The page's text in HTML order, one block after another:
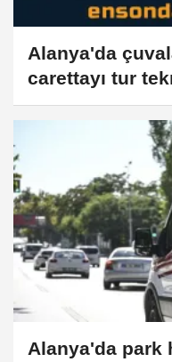
Alanya'da
carettayı tur
kurtardı
Alanya'da park